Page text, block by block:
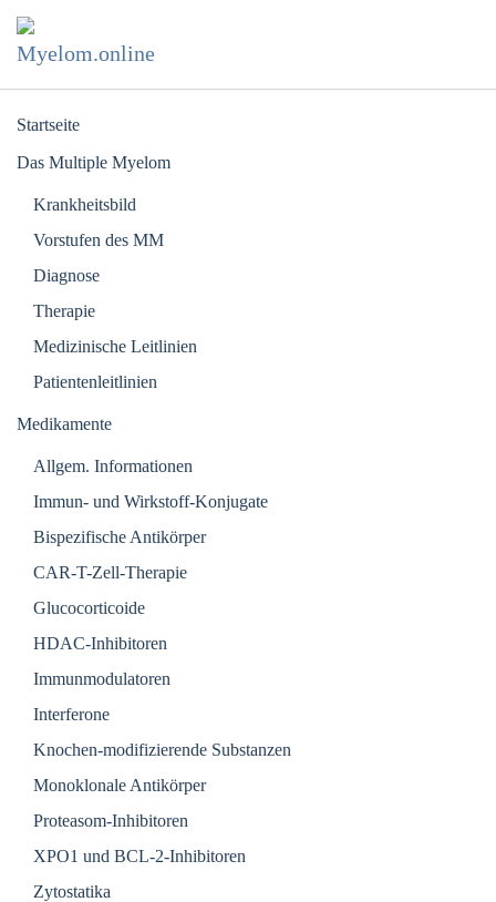
Zum Hauptinhalt springen
Startseite
Das Multiple Myelom
Krankheitsbild
Vorstufen des MM
Diagnose
Therapie
Medizinische Leitlinien
Patientenleitlinien
Medikamente
Allgem. Informationen
Immun- und Wirkstoff-Konjugate
Bispezifische Antikörper
CAR-T-Zell-Therapie
Glucocorticoide
HDAC-Inhibitoren
Immunmodulatoren
Interferone
Knochen-modifizierende Substanzen
Monoklonale Antikörper
Proteasom-Inhibitoren
XPO1 und BCL-2-Inhibitoren
Zytostatika